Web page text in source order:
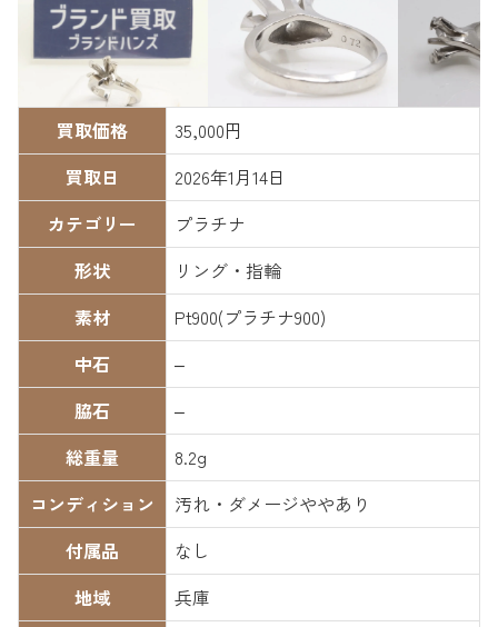
買取価格
35,000円
買取日
2026年1月14日
カテゴリー
プラチナ
形状
リング・指輪
素材
Pt900(プラチナ900)
中石
–
脇石
–
総重量
8.2g
コンディション
汚れ・ダメージややあり
付属品
なし
地域
兵庫